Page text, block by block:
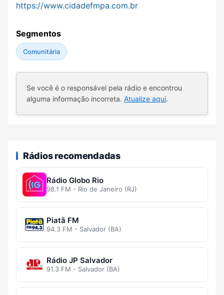
https://www.cidadefmpa.com.br
Segmentos
Comunitária
Se você é o responsável pela rádio e encontrou
alguma informação incorreta. Atualize aqui.
Rádios recomendadas
Rádio Globo Rio
98.1 FM - Rio de Janeiro (RJ)
Piatã FM
94.3 FM - Salvador (BA)
Rádio JP Salvador
91.3 FM - Salvador (BA)